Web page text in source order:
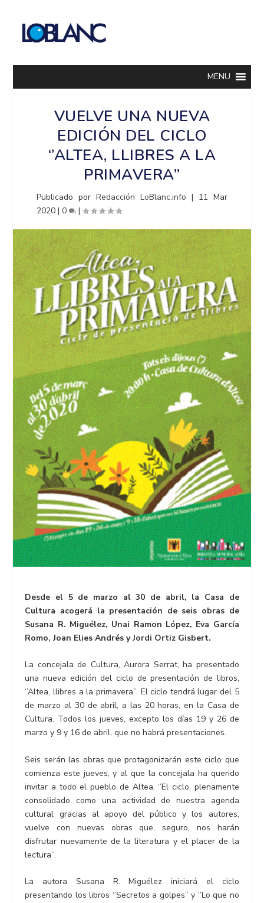
MENU
VUELVE UNA NUEVA
EDICIÓN DEL CICLO
‘’ALTEA, LLIBRES A LA
PRIMAVERA’’
Publicado porRedacción LoBlanc.info | 11 Mar
2020 |0 |
Desde el 5 de marzo al 30 de abril, la Casa de
Cultura acogerá la presentación de seis obras de
Susana R. Miguélez, Unai Ramon López, Eva García
Romo, Joan Elies Andrés y Jordi Ortiz Gisbert.
La concejala de Cultura, Aurora Serrat, ha presentado
una nueva edición del ciclo de presentación de libros,
‘’Altea, llibres a la primavera’’. El ciclo tendrá lugar del 5
de marzo al 30 de abril, a las 20 horas, en la Casa de
Cultura. Todos los jueves, excepto los días 19 y 26 de
marzo y 9 y 16 de abril, que no habrá presentaciones.
Seis serán las obras que protagonizarán este ciclo que
comienza este jueves, y al que la concejala ha querido
invitar a todo el pueblo de Altea. ‘’El ciclo, plenamente
consolidado como una actividad de nuestra agenda
cultural gracias al apoyo del público y los autores,
vuelve con nuevas obras que, seguro, nos harán
disfrutar nuevamente de la literatura y el placer de la
lectura’’.
La autora Susana R. Miguélez iniciará el ciclo
presentando los libros ‘’Secretos a golpes’’ y ‘’Lo que no